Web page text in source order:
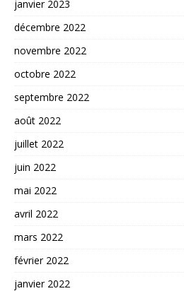
janvier 2023
décembre 2022
novembre 2022
octobre 2022
septembre 2022
août 2022
juillet 2022
juin 2022
mai 2022
avril 2022
mars 2022
février 2022
janvier 2022